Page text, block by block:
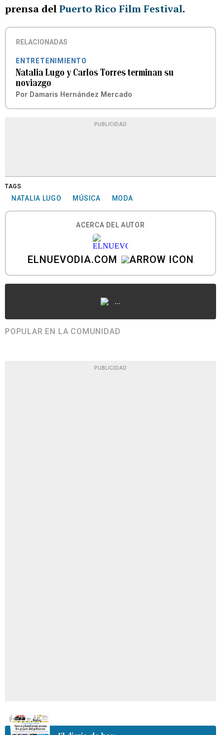
prensa delPuerto Rico Film Festival.
RELACIONADAS
ENTRETENIMIENTO
Natalia Lugo y Carlos Torres terminan su
noviazgo
Por Damaris Hernández Mercado
PUBLICIDAD
TAGS
NATALIA LUGO MÚSICA MODA
ACERCA DEL AUTOR
ELNUEVODIA.COM
...
POPULAR EN LA COMUNIDAD
PUBLICIDAD